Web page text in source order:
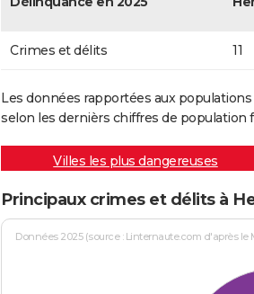
Crimes et délits 11
Les données rapportées aux
selon les dernièrs chiffres de population
Villes les plus dangereuses
Principaux crimes et délits à
Données 2025 (source : Linternaute.com d'après